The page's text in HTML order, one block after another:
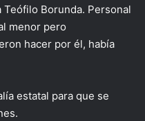
Teófilo Borunda. Personal
menor pero
hacer por él, había
estatal para que se